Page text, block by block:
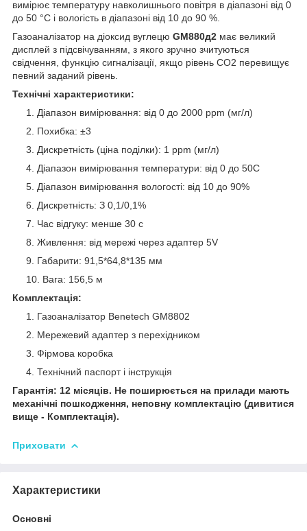
вимірює температуру навколишнього повітря в діапазоні від 0
до 50 °С і вологість в діапазоні від 10 до 90 %.
Газоаналізатор на діоксид вуглецю GM880д2 має великий
дисплей з підсвічуванням, з якого зручно зчитуються
свідчення, функцію сигналізації, якщо рівень СО2 перевищує
певний заданий рівень.
Технічні характеристики:
Діапазон вимірювання: від 0 до 2000 ppm (мг/л)
Похибка: ±3
Дискретність (ціна поділки): 1 ppm (мг/л)
Діапазон вимірювання температури: від 0 до 50С
Діапазон вимірювання вологості: від 10 до 90%
Дискретність: З 0,1/0,1%
Час відгуку: менше 30 с
Живлення: від мережі через адаптер 5V
Габарити: 91,5*64,8*135 мм
Вага: 156,5 м
Комплектація:
Газоаналізатор Benetech GM8802
Мережевий адаптер з перехідником
Фірмова коробка
Технічний паспорт і інструкція
Гарантія: 12 місяців. Не поширюється на прилади мають
механічні пошкодження, неповну комплектацію (дивитися
вище - Комплектація).
Приховати
Характеристики
Основні